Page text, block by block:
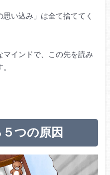
い込み」は全て捨ててく
インドで、この先を読み
つの原因